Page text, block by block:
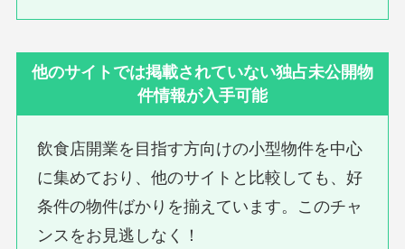
他のサイトでは掲載されていない独占未公開物
件情報が入手可能
飲食店開業を目指す方向けの小型物件を中心
に集めており、他のサイトと比較しても、好
条件の物件ばかりを揃えています。このチャ
ンスをお見逃しなく！